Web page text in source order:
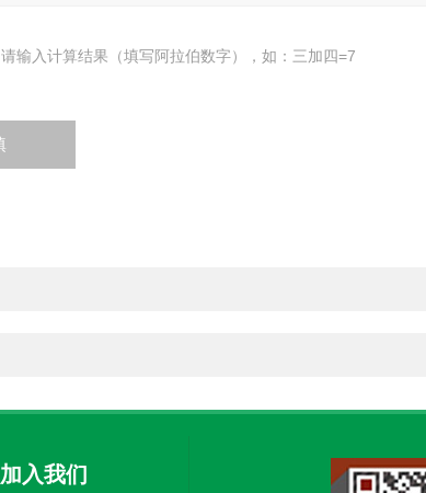
请输入计算结果（填写阿拉伯数字），如：三加四=7
加入我们